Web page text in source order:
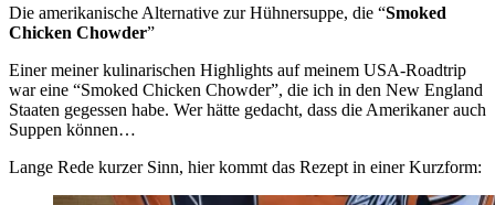
Die amerikanische Alternative zur Hühnersuppe, die “Smoked
Chicken Chowder”
Einer meiner kulinarischen Highlights auf meinem USA-Roadtrip
war eine “Smoked Chicken Chowder”, die ich in den New England
Staaten gegessen habe. Wer hätte gedacht, dass die Amerikaner auch
Suppen können…
Lange Rede kurzer Sinn, hier kommt das Rezept in einer Kurzform: